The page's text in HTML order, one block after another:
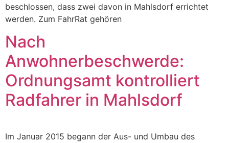
beschlossen, dass zwei davon in Mahlsdorf errichtet
werden. Zum FahrRat gehören
Nach
Anwohnerbeschwerde:
Ordnungsamt kontrolliert
Radfahrer in Mahlsdorf
Im Januar 2015 begann der Aus- und Umbau des